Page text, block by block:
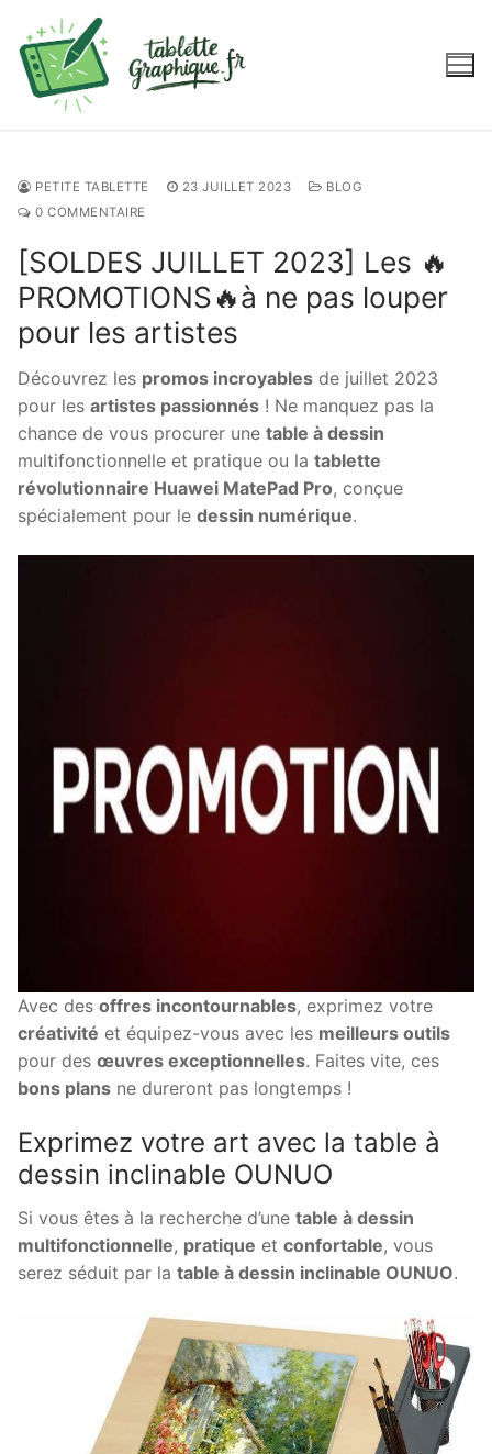
contenu
PETITE TABLETTE 23 JUILLET 2023
BLOG
0 COMMENTAIRE
[SOLDES JUILLET 2023] Les 🔥
PROMOTIONS🔥à ne pas louper
pour les artistes
Découvrez les promos incroyables de juillet 2023
pour les artistes passionnés ! Ne manquez pas la
chance de vous procurer une table à dessin
multifonctionnelle et pratique ou la tablette
révolutionnaire Huawei MatePad Pro, conçue
spécialement pour le dessin numérique.
Avec des offres incontournables, exprimez votre
créativité et équipez-vous avec les meilleurs outils
pour des œuvres exceptionnelles. Faites vite, ces
bons plans ne dureront pas longtemps !
Exprimez votre art avec la table à
dessin inclinable OUNUO
Si vous êtes à la recherche d’une table à dessin
multifonctionnelle, pratique et confortable, vous
serez séduit par la table à dessin inclinable OUNUO.